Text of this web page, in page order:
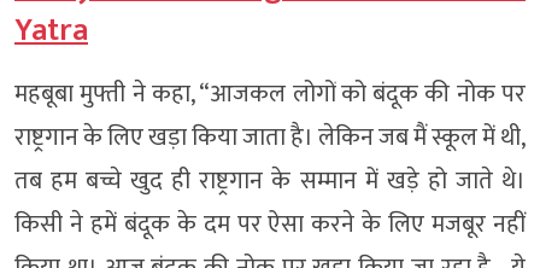
Yatra
महबूबा मुफ्ती ने कहा, “आजकल लोगों को बंदूक की नोक पर
राष्ट्रगान के लिए खड़ा किया जाता है। लेकिन जब मैं स्कूल में थी,
तब हम बच्चे खुद ही राष्ट्रगान के सम्मान में खड़े हो जाते थे।
किसी ने हमें बंदूक के दम पर ऐसा करने के लिए मजबूर नहीं